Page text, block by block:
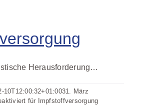
Herausforderung…
10T12:00:32+01:0031. März
für Impfstoffversorgung